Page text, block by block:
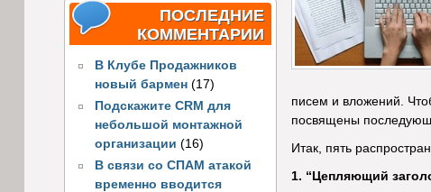
ПОСЛЕДНИЕ
КОММЕНТАРИИ
В Клубе Продажников
новый бармен (17)
Подскажите CRM для
небольшой монтажной
организации (16)
В связи со СПАМ атакой
временно вводится
писем и вложений.
посвящены
Итак, пять
1. “Цепляющий